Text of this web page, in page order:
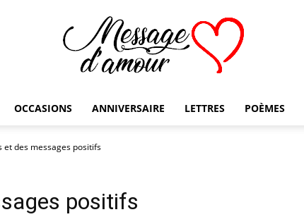
OCCASIONS ANNIVERSAIRE LETTRES POÈMES
et des messages positifs
positifs